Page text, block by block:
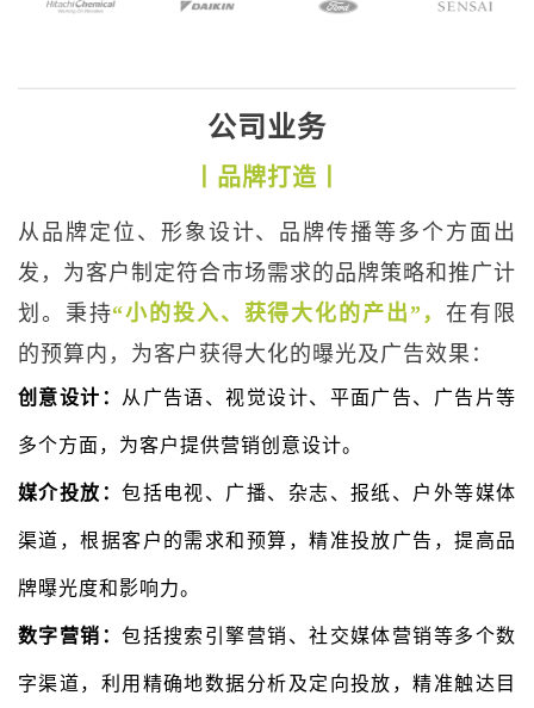
公司业务
丨品牌打造丨
从品牌定位、形象设计、品牌传播等多个方面出
发，为客户制定符合市场需求的品牌策略和推广计
划。秉持“小的投入、获得大化的产出”，在有限
的预算内，为客户获得大化的曝光及广告效果：
创意设计： 从广告语、视觉设计、平面广告、广告片等
多个方面，为客户提供营销创意设计。
媒介投放：包括电视、广播、杂志、报纸、户外等媒体
渠道，根据客户的需求和预算，精准投放广告，提高品
牌曝光度和影响力。
数字营销：包括搜索引擎营销、社交媒体营销等多个数
字渠道，利用精确地数据分析及定向投放，精准触达目